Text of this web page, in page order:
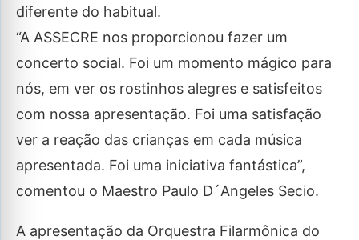
diferente do habitual.
“A ASSECRE nos proporcionou fazer um
concerto social. Foi um momento mágico para
nós, em ver os rostinhos alegres e satisfeitos
com nossa apresentação. Foi uma satisfação
ver a reação das crianças em cada música
apresentada. Foi uma iniciativa fantástica”,
comentou o Maestro Paulo D´Angeles Secio.
A apresentação da Orquestra Filarmônica do